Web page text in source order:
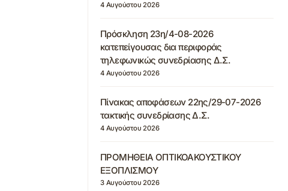
4 Αυγούστου 2026
Πρόσκληση 23η/4-08-2026
κατεπείγουσας δια περιφοράς
τηλεφωνικώς συνεδρίασης Δ.Σ.
4 Αυγούστου 2026
Πίνακας αποφάσεων 22ης/29-07-2026
τακτικής συνεδρίασης Δ.Σ.
4 Αυγούστου 2026
ΠΡΟΜΗΘΕΙΑ ΟΠΤΙΚΟΑΚΟΥΣΤΙΚΟΥ
ΕΞΟΠΛΙΣΜΟΥ
3 Αυγούστου 2026